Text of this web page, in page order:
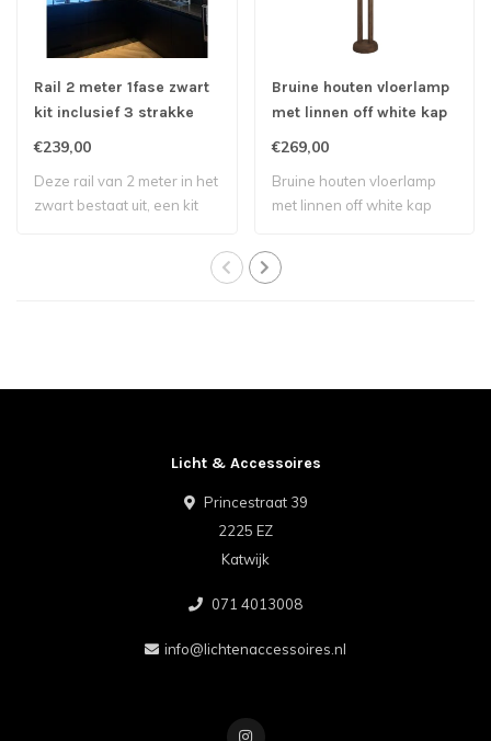
Rail 2 meter 1fase zwart
kit inclusief 3 strakke
spots
€239,00
Deze rail van 2 meter in het
zwart bestaat uit, een kit
Bruine houten vloerlamp
met linnen off white kap
€269,00
Bruine houten vloerlamp
met linnen off white kap
Licht & Accessoires
Princestraat 39
2225 EZ
Katwijk
071 4013008
info@lichtenaccessoires.nl